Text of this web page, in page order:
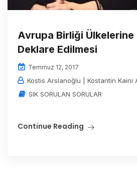
Avrupa Birliği Ülkelerine
Deklare Edilmesi
Temmuz 12, 2017
Kostis Arslanoğlu | Kostantin Kaini
SIK SORULAN SORULAR
Continue Reading